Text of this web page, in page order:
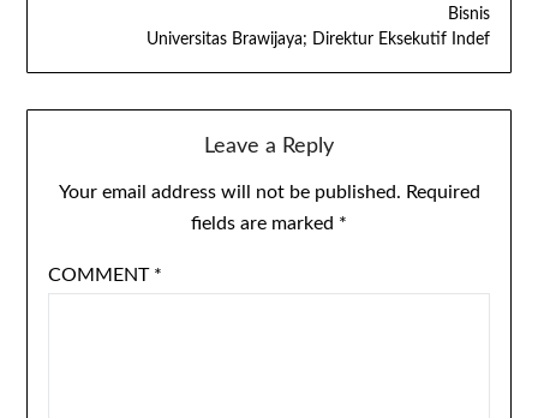
Bisnis
Universitas Brawijaya; Direktur Eksekutif Indef
Leave a Reply
Your email address will not be published. Required
fields are marked *
COMMENT *